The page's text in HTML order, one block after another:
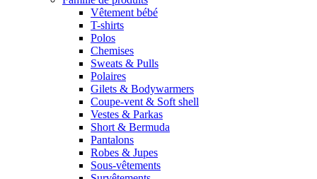
Vêtement bébé
T-shirts
Polos
Chemises
Sweats & Pulls
Polaires
Gilets & Bodywarmers
Coupe-vent & Soft shell
Vestes & Parkas
Short & Bermuda
Pantalons
Robes & Jupes
Sous-vêtements